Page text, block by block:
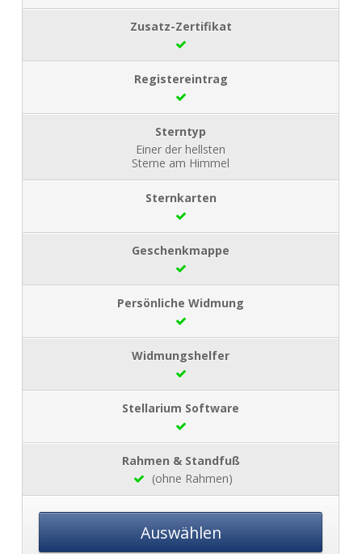
Einer der hellsten
Sterne am Himmel
(ohne Rahmen)
Auswählen